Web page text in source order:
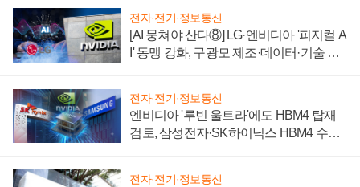
전자·전기·정보통신
[AI 뭉쳐야 산다⑧] LG·엔비디아 '피지컬 A
I' 동맹 강화, 구광모 제조·데이터·기술 결
전자·전기·정보통신
엔비디아 '루빈 울트라'에도 HBM4 탑재
검토, 삼성전자·SK하이닉스 HBM4 수율
전자·전기·정보통신